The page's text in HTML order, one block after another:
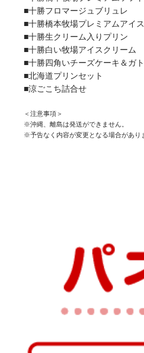
■十勝フロマージュブリュレ
■十勝橋本牧場プレミアムアイ
■十勝生クリーム入りプリン
■十勝白い牧場アイスクリーム
■十勝四角いチーズケーキ＆ガ
■北海道プリンセット
■涼ごこち詰合せ
＜注意事項＞
※沖縄、離島は発送ができません。
※予告なく内容が変更となる場合があり